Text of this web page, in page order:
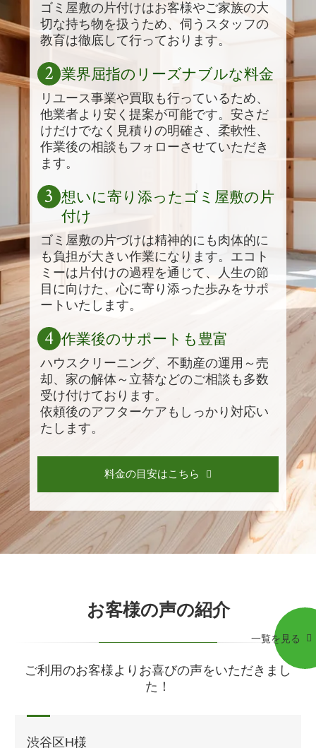
ゴミ屋敷の片付けはお客様やご家族の大
切な持ち物を扱うため、伺うスタッフの
教育は徹底して行っております。
業界屈指のリーズナブルな料金
リユース事業や買取も行っているため、
他業者より安く提案が可能です。安さだ
けだけでなく見積りの明確さ、柔軟性、
作業後の相談もフォローさせていただき
ます。
2
想いに寄り添ったゴミ屋敷の片
付け
ゴミ屋敷の片づけは精神的にも肉体的に
も負担が大きい作業になります。エコト
ミーは片付けの過程を通じて、人生の節
目に向けた、心に寄り添った歩みをサポ
ートいたします。
3
作業後のサポートも豊富
ハウスクリーニング、不動産の運用～売
却、家の解体～立替などのご相談も多数
受け付けております。
依頼後のアフターケアもしっかり対応い
たします。
4
料金の目安はこちら
お客様の声の紹介
ご利用のお客様よりお喜びの声をいただきまし
た！
一覧を見る
渋谷区H様